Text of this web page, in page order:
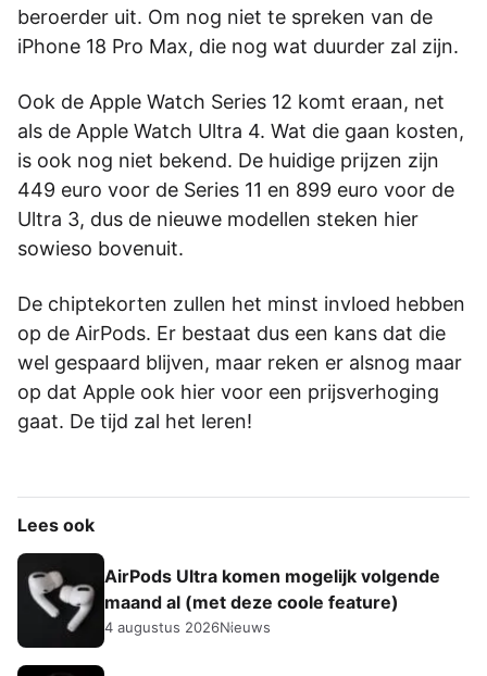
beroerder uit. Om nog niet te spreken van de
iPhone 18 Pro Max, die nog wat duurder zal zijn.
Ook de Apple Watch Series 12 komt eraan, net
als de Apple Watch Ultra 4. Wat die gaan kosten,
is ook nog niet bekend. De huidige prijzen zijn
449 euro voor de Series 11 en 899 euro voor de
Ultra 3, dus de nieuwe modellen steken hier
sowieso bovenuit.
De chiptekorten zullen het minst invloed hebben
op de AirPods. Er bestaat dus een kans dat die
wel gespaard blijven, maar reken er alsnog maar
op dat Apple ook hier voor een prijsverhoging
gaat. De tijd zal het leren!
Lees ook
AirPods Ultra komen mogelijk volgende
maand al (met deze coole feature)
4 augustus 2026Nieuws